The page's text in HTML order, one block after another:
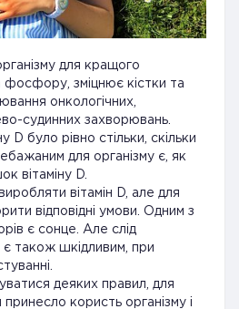
для кращого
фосфору, зміцнює кістки та
онкологічних,
судинних захворювань.
D було рівно стільки, скільки
для організму є, як
вітаміну D.
вітамін D, але для
відповідні умови. Одним з
є сонце. Але слід
також шкідливим, при
деяких правил, для
користь організму і